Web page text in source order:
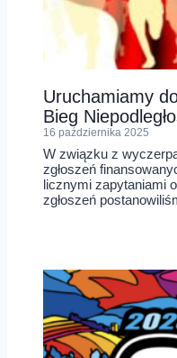
Uruchamiamy
Bieg
16 października 2025
W związku z
zgłoszeń
licznymi zapytaniami
zgłoszeń